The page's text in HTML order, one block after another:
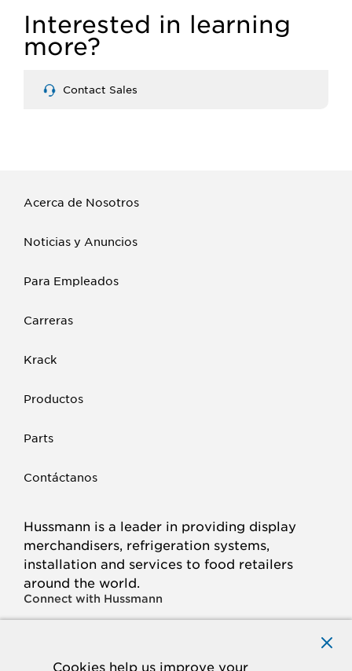
Cookies help us improve your
Interested in learning
more?
Contact Sales
Acerca de Nosotros
Noticias y Anuncios
Para Empleados
Carreras
Krack
Productos
Parts
Contáctanos
Hussmann is a leader in providing display
merchandisers, refrigeration systems,
installation and services to food retailers
around the world.
Connect with Hussmann
IN